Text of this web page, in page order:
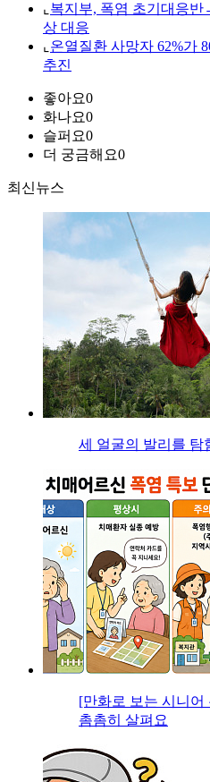
⌞ 복지부, 폭염 초기대응반
상 대응
⌞ 온열질환 사망자 62%가
추진
좋아요0
화나요0
슬퍼요0
더 궁금해요0
최신뉴스
세 얼굴의 발리를 탐
[만화로 보는 시니어
촘촘히 살펴요